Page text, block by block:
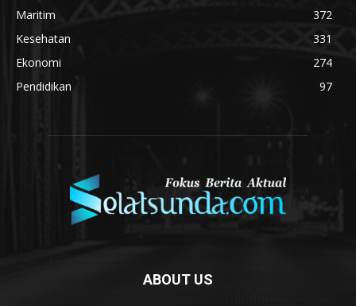
Maritim
372
Kesehatan
331
Ekonomi
274
Pendidikan
97
ABOUT US